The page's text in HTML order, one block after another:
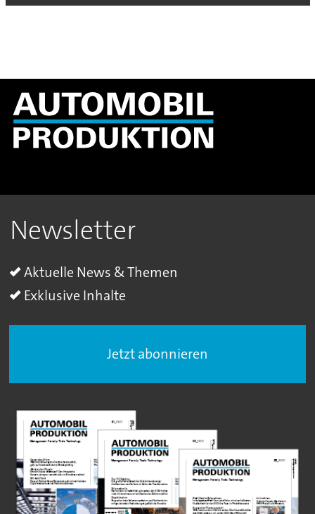
Newsletter
Aktuelle News & Themen
Exklusive Inhalte
Jetzt abonnieren